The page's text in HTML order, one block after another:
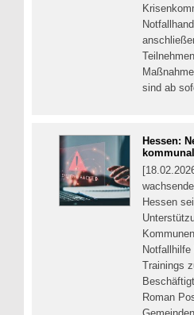
sind ab
Hessen:
Hessen
Trainings
Roman